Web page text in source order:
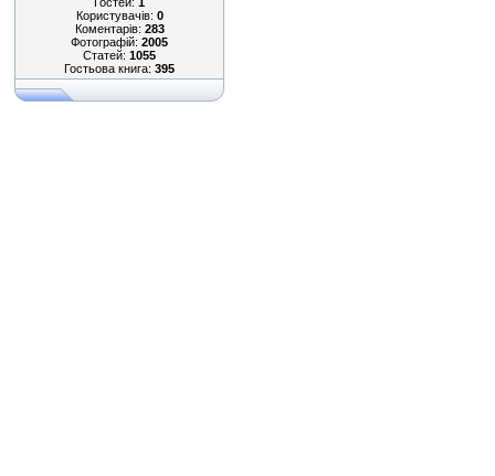
Користувачів: 0
Коментарів: 283
Фотографій: 2005
Статей: 1055
Гостьова книга: 395